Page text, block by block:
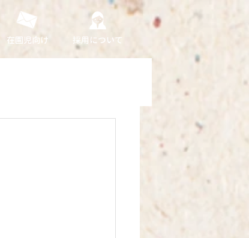
在園児向け 採用について